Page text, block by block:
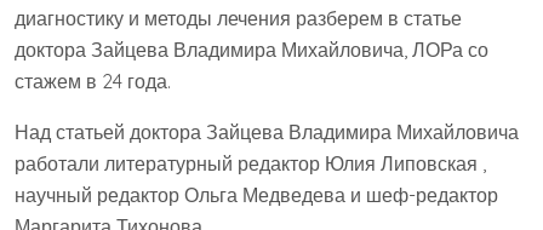
диагностику и методы лечения разберем в статье
доктора Зайцева Владимира Михайловича, ЛОРа со
стажем в 24 года.
Над статьей доктора Зайцева Владимира Михайловича
работали литературный редактор Юлия Липовская ,
научный редактор Ольга Медведева и шеф-редактор